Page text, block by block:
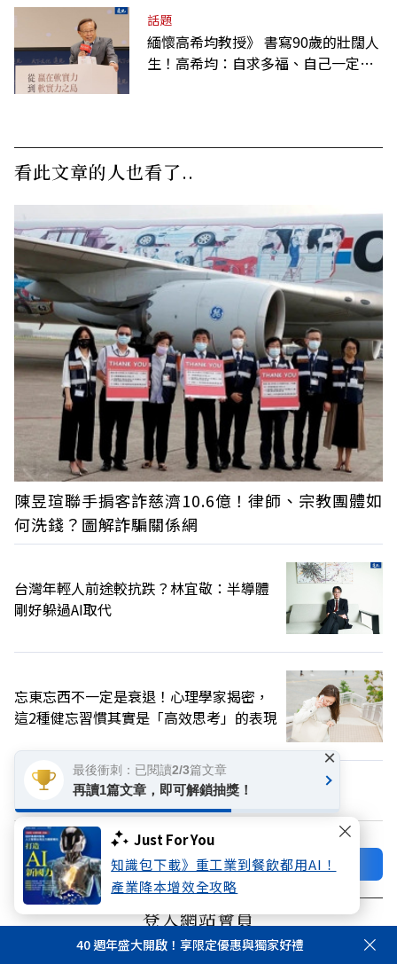
Just For You
知識包下載》重工業到餐飲都用AI！
產業降本增效全攻略
話題
緬懷高希均教授》 書寫90歲的壯闊人
生！高希均：自求多福、自己一定要
看此文章的人也看了..
陳昱瑄聯手掮客詐慈濟10.6億！律師、宗教團體如
何洗錢？圖解詐騙關係網
台灣年輕人前途較抗跌？林宜敬：半導體
剛好躲過AI取代
忘東忘西不一定是衰退！心理學家揭密，
這2種健忘習慣其實是「高效思考」的表現
換個主題看看
加好友 關注FB
登入網站會員
享受更多個人化的會員服務
40 週年盛大開啟！享限定優惠與獨家好禮
最後衝刺：已閱讀2/3篇文章
再讀1篇文章，即可解鎖抽獎！
×